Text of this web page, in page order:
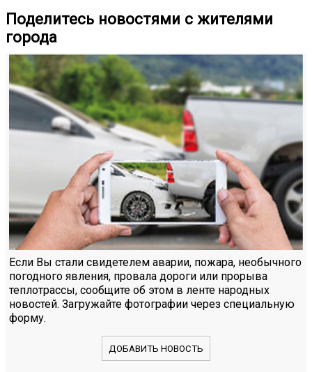
Поделитесь новостями с жителями
города
Если Вы стали свидетелем аварии, пожара, необычного
погодного явления, провала дороги или прорыва
теплотрассы, сообщите об этом в ленте народных
новостей. Загружайте фотографии через специальную
форму.
ДОБАВИТЬ НОВОСТЬ